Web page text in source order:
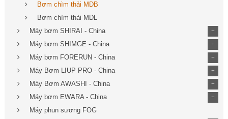
Bơm chìm thải MDB
Bơm chìm thải MDL
Máy bơm SHIRAI - China
+
Máy bơm SHIMGE - China +
Máy bơm FORERUN - China +
Máy Bơm LIUP PRO - China +
Máy Bơm AWASHI - China +
Máy bơm EWARA - China +
Máy phun sương FOG